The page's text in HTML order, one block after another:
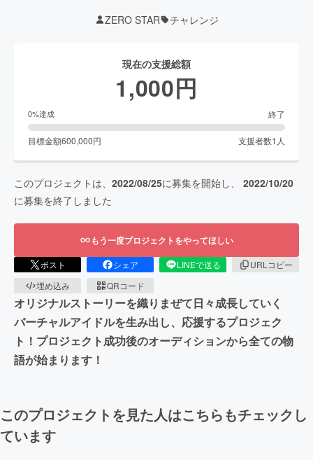
ZERO STAR チャレンジ
現在の支援総額
1,000円
0%達成 終了
目標金額600,000円 支援者数1 人
このプロジェクトは、 2022/08/25に募集を開始し、 2022/10/20
に募集を終了しました
もう一度プロジェクトをやってほしい
ポスト シェア LINEで送る
URLコピー
埋め込み
QRコード
オリジナルストーリーを織りまぜて日々成長していく
バーチャルアイドルを生み出し、応援するプロジェク
ト！プロジェクト成功後のオーディションから全ての物
語が始まります！
このプロジェクトを見た人はこちらもチェックし
ています